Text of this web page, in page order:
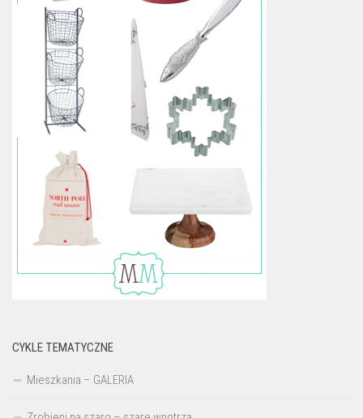
CYKLE TEMATYCZNE
Mieszkania – GALERIA